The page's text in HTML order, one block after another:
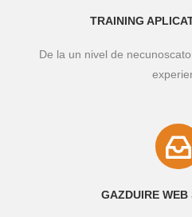
TRAINING
De la un nivel de
GAZDUIRE WEB